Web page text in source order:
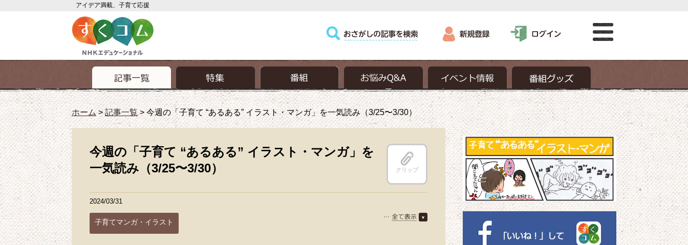
アイデア満載、子育て応援
ホーム>記事一覧>今週の「子育て “あるある” イラスト・マンガ」を一気読み（3/25〜3/30）
今週の「子育て “あるある” イラスト・マンガ」を
一気読み（3/25〜3/30）
クリップ
2024/03/31
子育てマンガ・イラスト